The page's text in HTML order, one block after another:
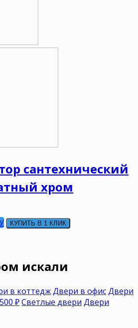
сантехнический
хром
КУПИТЬ В 1 КЛИК
искали
в коттеджДвери в офисДвери
₽Светлые двери Двери